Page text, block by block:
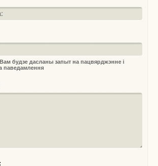
будзе дасланы запыт на пацвярджэнне і
паведамлення